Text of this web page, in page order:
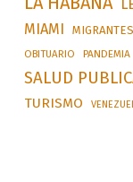
MIAMI
OBITUARIO PANDEMIA
SALUD
TURISMO